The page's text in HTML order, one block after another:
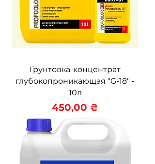
Грунтовка-концентрат
глубокопроникающая "G-18" -
10л
Цена
450,00 ₴